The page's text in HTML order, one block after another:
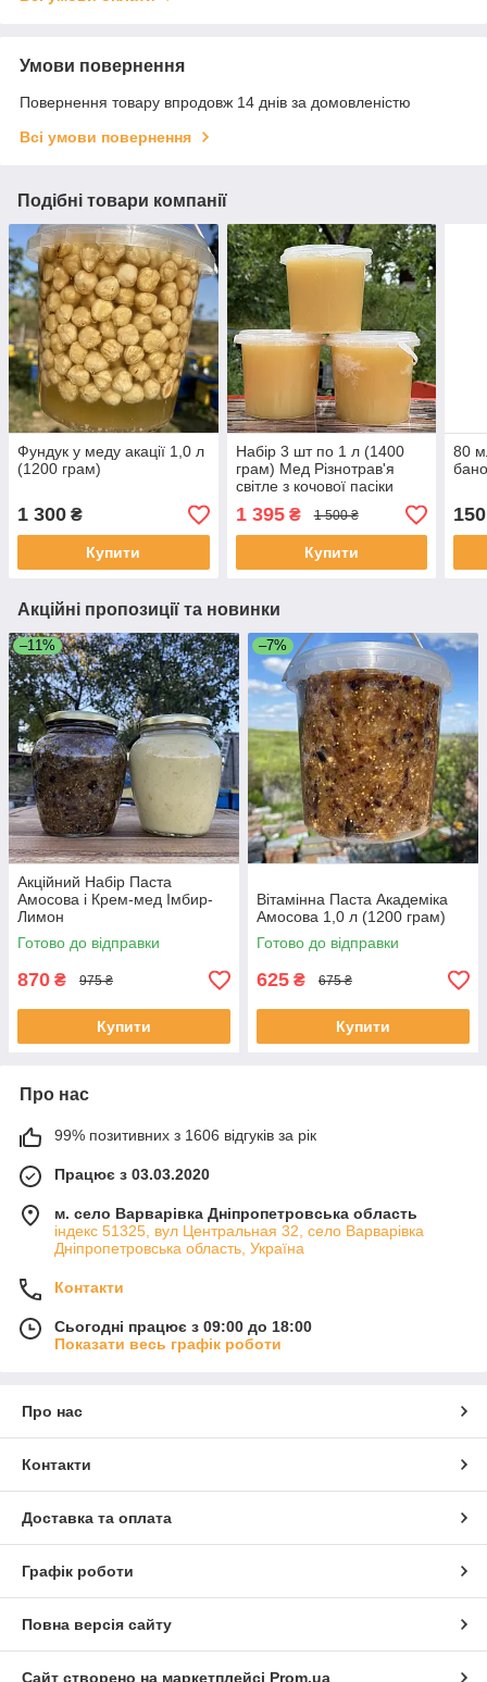
Умови повернення
Повернення товару впродовж 14 днів за домовленістю
Всі умови повернення
Подібні товари компанії
Фундук у меду акації 1,0 л
(1200 грам)
1 300 ₴
Купити
Набір 3 шт по 1 л (1400
грам) Мед Різнотрав'я
світле з кочової пасіки
2025 р
1 395₴ 1 500 ₴
Купити
80
150
Акційні пропозиції та новинки
–11%
Акційний Набір Паста
Амосова і Крем-мед Імбир-
Лимон
Готово до відправки
870 ₴ 975 ₴
Купити
–7%
Вітамінна Паста Академіка
Амосова 1,0 л (1200 грам)
Готово до відправки
625 ₴ 675 ₴
Купити
Про нас
99% позитивних з 1606 відгуків за рік
Працює з 03.03.2020
м. село Варварівка Дніпропетровська область
індекс 51325, вул Центральная 32, село Варварівка
Дніпропетровська область, Україна
Контакти
Сьогодні працює з 09:00 до 18:00
Показати весь графік роботи
Про нас
Контакти
Доставка та оплата
Графік роботи
Повна версія сайту
Сайт створено на маркетплейсі Prom.ua